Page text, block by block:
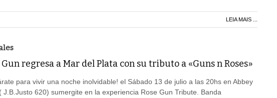
LEIA MAIS ...
Gun regresa a Mar del Plata con su tributo a «Guns n Roses»
para vivir una noche inolvidable! el Sábado 13 de julio a las 20hs en Abbey
J.B.Justo 620) sumergite en la experiencia Rose Gun Tribute. Banda